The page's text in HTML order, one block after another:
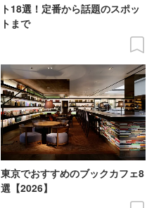
ト18選！定番から話題のスポッ
トまで
東京でおすすめのブックカフェ8
選【2026】